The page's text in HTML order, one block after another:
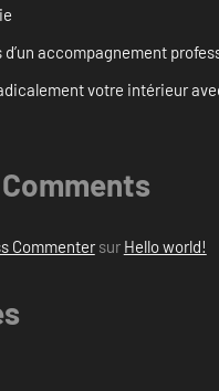
accompagnement
votre intérieur
Commentersur Hello world!